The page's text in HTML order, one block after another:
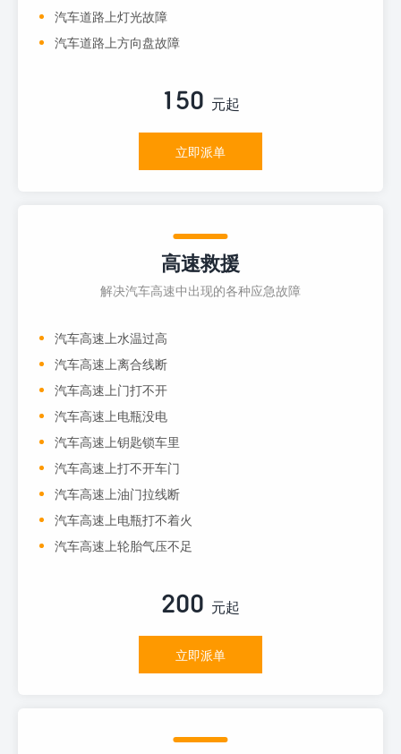
汽车道路上灯光故障
汽车道路上方向盘故障
150 元起
立即派单
高速救援
解决汽车高速中出现的各种应急故障
汽车高速上水温过高
汽车高速上离合线断
汽车高速上门打不开
汽车高速上电瓶没电
汽车高速上钥匙锁车里
汽车高速上打不开车门
汽车高速上油门拉线断
汽车高速上电瓶打不着火
汽车高速上轮胎气压不足
200 元起
立即派单